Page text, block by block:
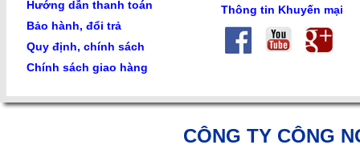
Hướng dẫn thanh toán
Bảo hành, đổi trả
Quy định, chính sách
Chính sách giao hàng
Thông tin Khuyến mại
CÔNG TY CÔNG